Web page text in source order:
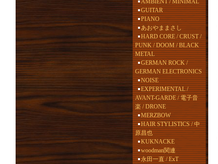
AMBIENT / MINIMAL
GUITAR
PIANO
あおやままさし
HARD CORE / CRUST /
PUNK / DOOM / BLACK
METAL
GERMAN ROCK /
GERMAN ELECTRONICS
NOISE
EXPERIMENTAL /
AVANT-GARDE / 電子音
楽 / DRONE
MERZBOW
HAIR STYLISTICS / 中
原昌也
KUKNACKE
woodman関連
永田一直 / ExT